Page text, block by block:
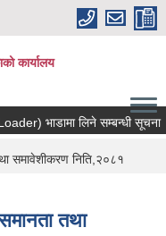
कार्यालय
भाडामा लिने सम्बन्धी सूचना
समावेशीकरण निति,२०८१
तथा